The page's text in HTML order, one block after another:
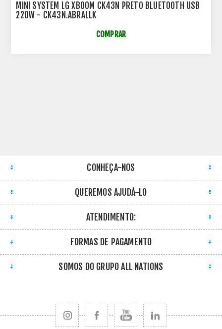
MINI SYSTEM LG XBOOM CK43N PRETO BLUETOOTH USB
220W - CK43N.ABRALLK
COMPRAR
CONHEÇA-NOS
QUEREMOS AJUDÁ-LO
ATENDIMENTO:
FORMAS DE PAGAMENTO
SOMOS DO GRUPO ALL NATIONS